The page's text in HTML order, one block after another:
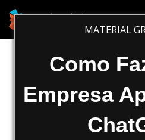
MATERIAL
Como
Empresa
SEO
realidades
Como proposto pelo
estarei comentando a